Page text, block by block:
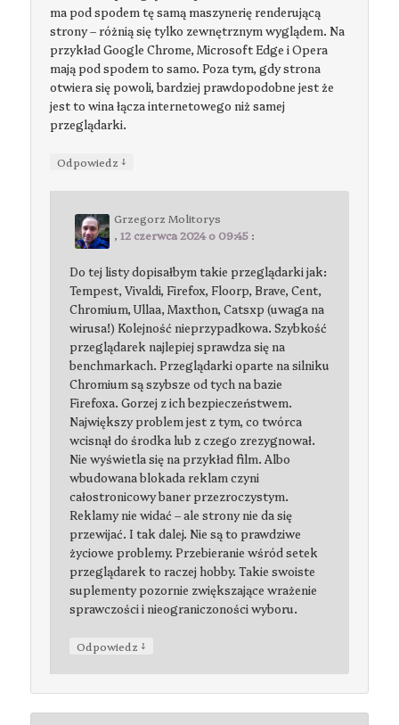
ma pod spodem tę samą maszynerię renderującą
strony – różnią się tylko zewnętrznym wyglądem. Na
przykład Google Chrome, Microsoft Edge i Opera
mają pod spodem to samo. Poza tym, gdy strona
otwiera się powoli, bardziej prawdopodobne jest że
jest to wina łącza internetowego niż samej
przeglądarki.
Odpowiedz ↓
Grzegorz Molitorys
,12 czerwca 2024 o 09:45 :
Do tej listy dopisałbym takie przeglądarki jak:
Tempest, Vivaldi, Firefox, Floorp, Brave, Cent,
Chromium, Ullaa, Maxthon, Catsxp (uwaga na
wirusa!) Kolejność nieprzypadkowa. Szybkość
przeglądarek najlepiej sprawdza się na
benchmarkach. Przeglądarki oparte na silniku
Chromium są szybsze od tych na bazie
Firefoxa. Gorzej z ich bezpieczeństwem.
Największy problem jest z tym, co twórca
wcisnął do środka lub z czego zrezygnował.
Nie wyświetla się na przykład film. Albo
wbudowana blokada reklam czyni
całostronicowy baner przezroczystym.
Reklamy nie widać – ale strony nie da się
przewijać. I tak dalej. Nie są to prawdziwe
życiowe problemy. Przebieranie wśród setek
przeglądarek to raczej hobby. Takie swoiste
suplementy pozornie zwiększające wrażenie
sprawczości i nieograniczoności wyboru.
Odpowiedz ↓